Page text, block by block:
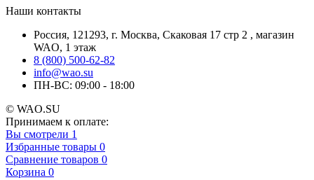
Наши контакты
Россия, 121293, г. Москва, Скаковая 17 стр 2 , магазин
WAO, 1 этаж
8 (800) 500-62-82
info@wao.su
ПН-ВС: 09:00 - 18:00
© WAO.SU
Принимаем к оплате:
Вы смотрели 1
Избранные товары 0
Сравнение товаров 0
Корзина 0